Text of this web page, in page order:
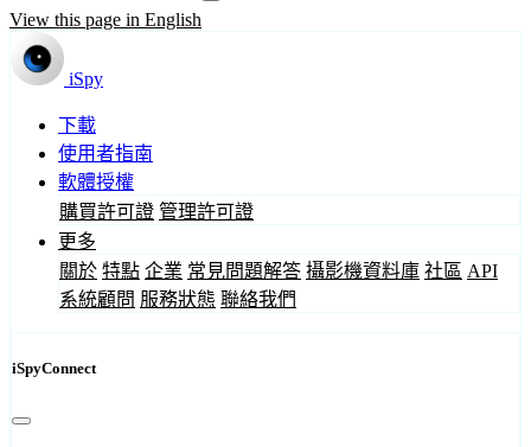
View this page in English
iSpy
下載
使用者指南
軟體授權
購買許可證 管理許可證
更多
關於 特點 企業 常見問題解答 攝影機資料庫 社區 API
系統顧問 服務狀態 聯絡我們
iSpyConnect